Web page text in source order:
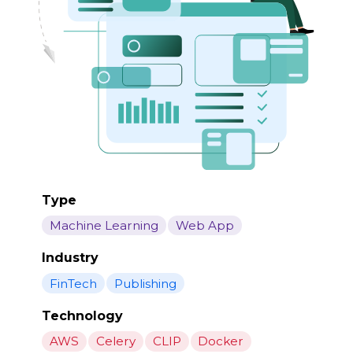
Type
Machine Learning
Web App
Industry
FinTech
Publishing
Technology
AWS
Celery CLIP Docker